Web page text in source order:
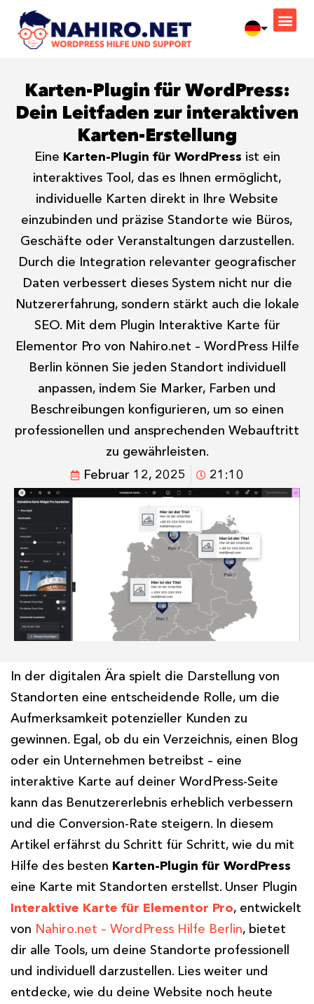
Karten-Plugin für WordPress:
Dein Leitfaden zur interaktiven
Karten-Erstellung
Eine Karten-Plugin für WordPress ist ein
interaktives Tool, das es Ihnen ermöglicht,
individuelle Karten direkt in Ihre Website
einzubinden und präzise Standorte wie Büros,
Geschäfte oder Veranstaltungen darzustellen.
Durch die Integration relevanter geografischer
Daten verbessert dieses System nicht nur die
Nutzererfahrung, sondern stärkt auch die lokale
SEO. Mit dem Plugin Interaktive Karte für
Elementor Pro von Nahiro.net – WordPress Hilfe
Berlin können Sie jeden Standort individuell
anpassen, indem Sie Marker, Farben und
Beschreibungen konfigurieren, um so einen
professionellen und ansprechenden Webauftritt
zu gewährleisten.
Februar 12, 2025
21:10
In der digitalen Ära spielt die Darstellung von
Standorten eine entscheidende Rolle, um die
Aufmerksamkeit potenzieller Kunden zu
gewinnen. Egal, ob du ein Verzeichnis, einen Blog
oder ein Unternehmen betreibst – eine
interaktive Karte auf deiner WordPress-Seite
kann das Benutzererlebnis erheblich verbessern
und die Conversion-Rate steigern. In diesem
Artikel erfährst du Schritt für Schritt, wie du mit
Hilfe des besten Karten-Plugin für WordPress
eine Karte mit Standorten erstellst. Unser Plugin
Interaktive Karte für Elementor Pro, entwickelt
von Nahiro.net – WordPress Hilfe Berlin, bietet
dir alle Tools, um deine Standorte professionell
und individuell darzustellen. Lies weiter und
entdecke, wie du deine Website noch heute